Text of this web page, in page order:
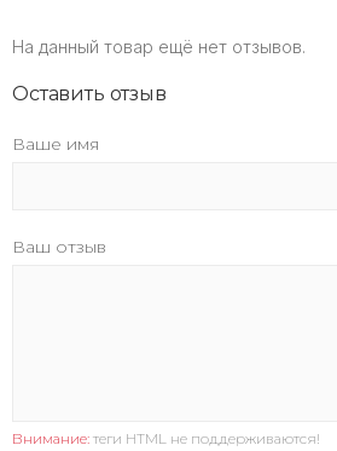
На данный товар ещё нет отзывов.
Оставить отзыв
Ваше имя
Ваш отзыв
Внимание: теги HTML не поддерживаются!